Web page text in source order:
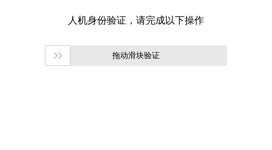
拖动滑块验证